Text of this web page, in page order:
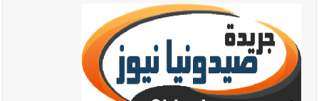
تقنية حول الحد من النفايات البحرية وشباك الصيد المهملة
أخبار صيدا عمر مرجان يتصل برئيس النادي الرياضي مهنئا بإحراز